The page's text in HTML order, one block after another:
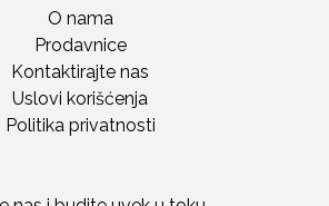
O nama
Prodavnice
Kontaktirajte nas
Uslovi korišćenja
Politika privatnosti